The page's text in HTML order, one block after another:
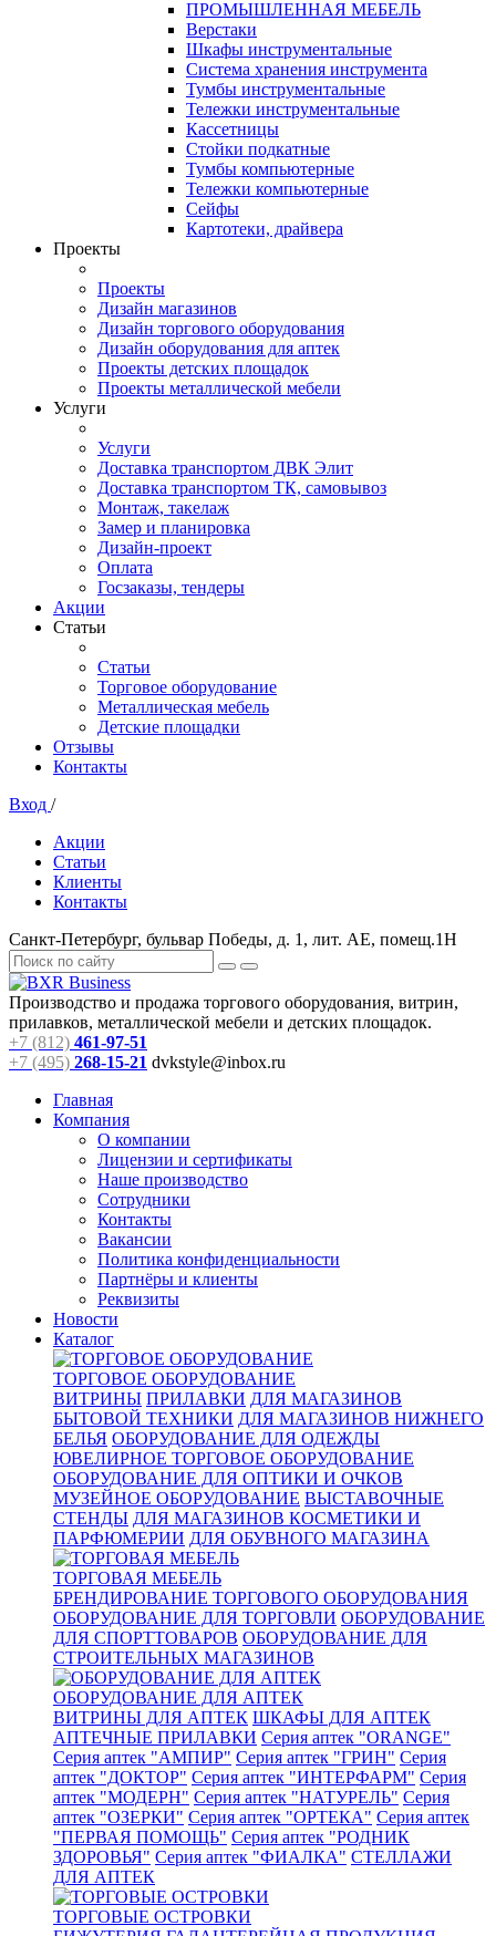
ПРОМЫШЛЕННАЯ МЕБЕЛЬ
Верстаки
Шкафы инструментальные
Система хранения инструмента
Тумбы инструментальные
Тележки инструментальные
Кассетницы
Стойки подкатные
Тумбы компьютерные
Тележки компьютерные
Сейфы
Картотеки, драйвера
Проекты
Проекты
Дизайн магазинов
Дизайн торгового оборудования
Дизайн оборудования для аптек
Проекты детских площадок
Проекты металлической мебели
Услуги
Услуги
Доставка транспортом ДВК Элит
Доставка транспортом ТК, самовывоз
Монтаж, такелаж
Замер и планировка
Дизайн-проект
Оплата
Госзаказы, тендеры
Акции
Статьи
Статьи
Торговое оборудование
Металлическая мебель
Детские площадки
Отзывы
Контакты
Вход /
Акции
Статьи
Клиенты
Контакты
Санкт-Петербург, бульвар Победы, д. 1, лит. АЕ, помещ.1Н
Производство и продажа торгового оборудования, витрин,
прилавков, металлической мебели и детских площадок.
+7 (812) 461-97-51
+7 (495) 268-15-21 dvkstyle@inbox.ru
Главная
Компания
О компании
Лицензии и сертификаты
Наше производство
Сотрудники
Контакты
Вакансии
Политика конфиденциальности
Партнёры и клиенты
Реквизиты
Новости
Каталог
ТОРГОВОЕ ОБОРУДОВАНИЕ
ВИТРИНЫ ПРИЛАВКИ ДЛЯ МАГАЗИНОВ
БЫТОВОЙ ТЕХНИКИ ДЛЯ МАГАЗИНОВ НИЖНЕГО
БЕЛЬЯ ОБОРУДОВАНИЕ ДЛЯ ОДЕЖДЫ
ЮВЕЛИРНОЕ ТОРГОВОЕ ОБОРУДОВАНИЕ
ОБОРУДОВАНИЕ ДЛЯ ОПТИКИ И ОЧКОВ
МУЗЕЙНОЕ ОБОРУДОВАНИЕ ВЫСТАВОЧНЫЕ
СТЕНДЫ ДЛЯ МАГАЗИНОВ КОСМЕТИКИ И
ПАРФЮМЕРИИ ДЛЯ ОБУВНОГО МАГАЗИНА
ТОРГОВАЯ МЕБЕЛЬ
БРЕНДИРОВАНИЕ ТОРГОВОГО ОБОРУДОВАНИЯ
ОБОРУДОВАНИЕ ДЛЯ ТОРГОВЛИ ОБОРУДОВАНИЕ
ДЛЯ СПОРТТОВАРОВ ОБОРУДОВАНИЕ ДЛЯ
СТРОИТЕЛЬНЫХ МАГАЗИНОВ
ОБОРУДОВАНИЕ ДЛЯ АПТЕК
ВИТРИНЫ ДЛЯ АПТЕК ШКАФЫ ДЛЯ АПТЕК
АПТЕЧНЫЕ ПРИЛАВКИ Серия аптек "ORANGE"
Серия аптек "АМПИР" Серия аптек "ГРИН" Серия
аптек "ДОКТОР" Серия аптек "ИНТЕРФАРМ" Серия
аптек "МОДЕРН" Серия аптек "НАТУРЕЛЬ" Серия
аптек "ОЗЕРКИ" Серия аптек "ОРТЕКА" Серия аптек
"ПЕРВАЯ ПОМОЩЬ" Серия аптек "РОДНИК
ЗДОРОВЬЯ" Серия аптек "ФИАЛКА" СТЕЛЛАЖИ
ДЛЯ АПТЕК
ТОРГОВЫЕ ОСТРОВКИ